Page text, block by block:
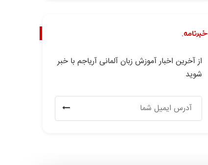
خبرنامه.
از آخرین اخبار آموزش زبان آلمانی آریاجم با خبر
شوید